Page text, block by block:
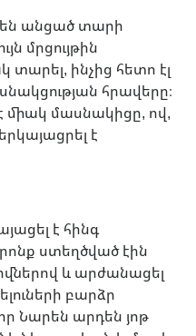
անցած տարի
մրցույթին
ինչից հետո էլ
հրավերը։
միակ մասնակիցը, ով,
է
է հինգ
ստեղծված էին
և արժանացել
բարձր
Նարեն արդեն յոթ